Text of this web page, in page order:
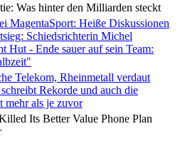
Was hinter den Milliarden steckt
MagentaSport: Heiße Diskussionen
Schiedsrichterin Michel
Hut - Ende sauer auf sein Team:
Telekom, Rheinmetall verdaut
Rekorde und auch die
mehr als je zuvor
Its Better Value Phone Plan